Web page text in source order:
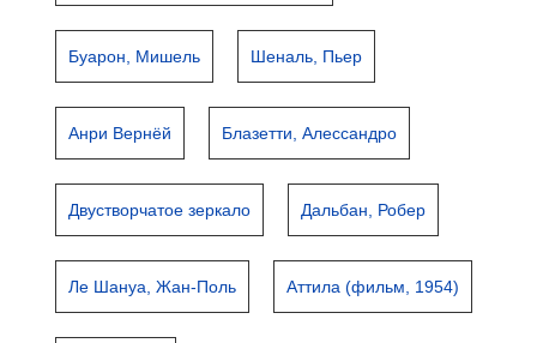
Буарон, Мишель Шеналь, Пьер
Анри Вернёй Блазетти, Алессандро
Двустворчатое зеркало Дальбан, Робер
Ле Шануа, Жан-Поль Аттила (фильм, 1954)